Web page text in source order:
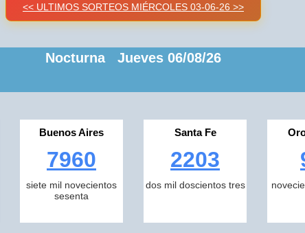
<< ULTIMOS SORTEOS MIÉRCOLES 03-06-26 >>
Nocturna Jueves 06/08/26
Buenos Aires
7960
siete mil novecientos
sesenta
Santa Fe
2203
dos mil doscientos tres